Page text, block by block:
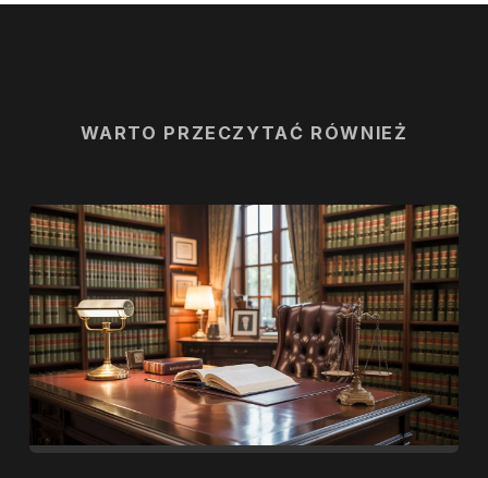
WARTO PRZECZYTAĆ RÓWNIEŻ